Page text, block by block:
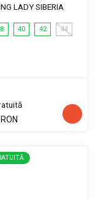
LADY SIBERIA
40 42 44